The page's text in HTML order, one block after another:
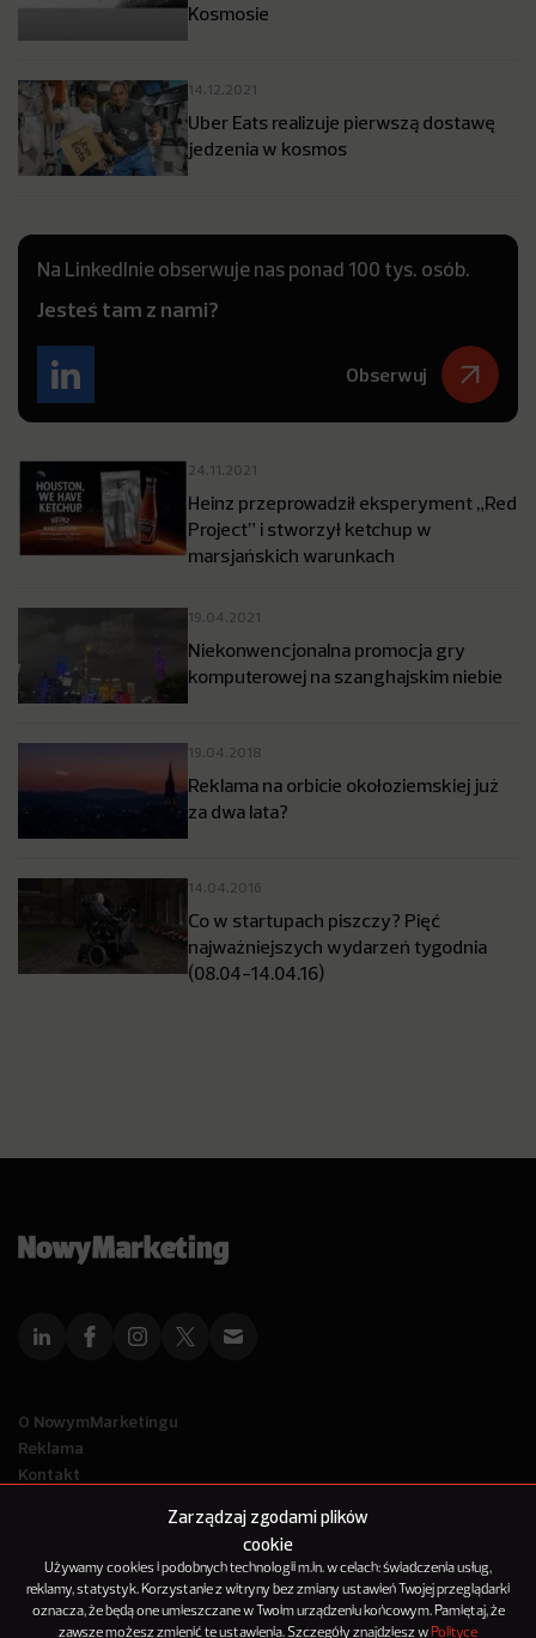
Zarządzaj zgodami plików
cookie
Używamy cookies i podobnych technologii m.in. w celach: świadczenia usług,
reklamy, statystyk. Korzystanie z witryny bez zmiany ustawień Twojej przeglądarki
oznacza, że będą one umieszczane w Twoim urządzeniu końcowym. Pamiętaj, że
zawsze możesz zmienić te ustawienia. Szczegóły znajdziesz w Polityce
Kosmosie
14.12.2021
Uber Eats realizuje pierwszą dostawę
jedzenia w kosmos
Na LinkedInie obserwuje nas ponad 100 tys. osób.
Jesteś tam z nami?
Obserwuj
24.11.2021
Heinz przeprowadził eksperyment „Red
Project” i stworzył ketchup w
marsjańskich warunkach
19.04.2021
Niekonwencjonalna promocja gry
komputerowej na szanghajskim niebie
19.04.2018
Reklama na orbicie okołoziemskiej już
za dwa lata?
14.04.2016
Co w startupach piszczy? Pięć
najważniejszych wydarzeń tygodnia
(08.04-14.04.16)
O NowymMarketingu
Reklama
Kontakt
© 2012-2025